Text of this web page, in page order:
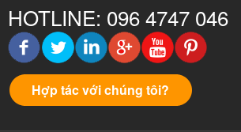
HOTLINE: 096 4747 046
Hợp tác với chúng tôi?